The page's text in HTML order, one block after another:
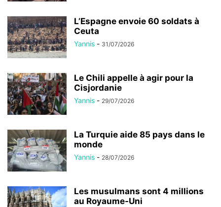
L’Espagne envoie 60 soldats à
Ceuta
Yannis - 31/07/2026
Le Chili appelle à agir pour la
Cisjordanie
Yannis - 29/07/2026
La Turquie aide 85 pays dans le
monde
Yannis - 28/07/2026
Les musulmans sont 4 millions
au Royaume-Uni